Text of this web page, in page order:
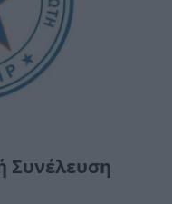
Συνέλευση